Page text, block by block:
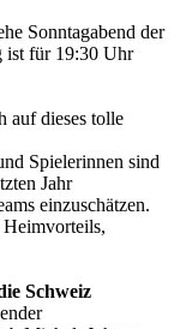
Sonntagabend der
ist für 19:30 Uhr
auf dieses tolle
Spielerinnen sind
Jahr
einzuschätzen.
Heimvorteils,
Schweiz